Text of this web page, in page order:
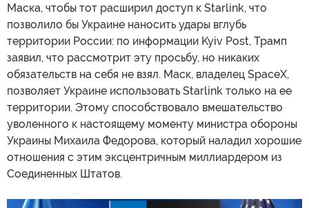
Маска, чтобы тот расширил доступ к Starlink, что
позволило бы Украине наносить удары вглубь
территории России: по информации Kyiv Post, Трамп
заявил, что рассмотрит эту просьбу, но никаких
обязательств на себя не взял. Маск, владелец SpaceX,
позволяет Украине использовать Starlink только на ее
территории. Этому способствовало вмешательство
уволенного к настоящему моменту министра обороны
Украины Михаила Федорова, который наладил хорошие
отношения с этим эксцентричным миллиардером из
Соединенных Штатов.